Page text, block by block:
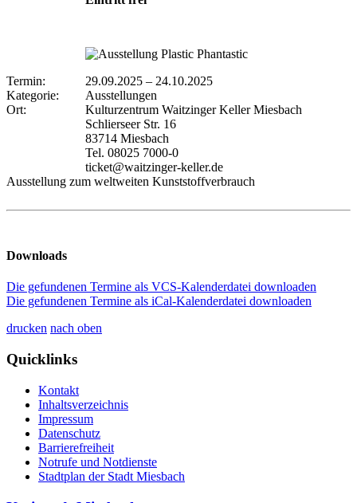
Termin: 29.09.2025 – 24.10.2025
Kategorie:
Ausstellungen
Ort:
Kulturzentrum Waitzinger Keller Miesbach
Schlierseer Str. 16
83714 Miesbach
Tel. 08025 7000-0
ticket@waitzinger-keller.de
Ausstellung zum weltweiten Kunststoffverbrauch
Downloads
Die gefundenen Termine als VCS-Kalenderdatei downloaden
Die gefundenen Termine als iCal-Kalenderdatei downloaden
drucken nach oben
Quicklinks
Kontakt
Inhaltsverzeichnis
Impressum
Datenschutz
Barrierefreiheit
Notrufe und Notdienste
Stadtplan der Stadt Miesbach